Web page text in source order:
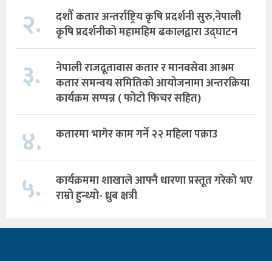
२.
दशौँ कतार अन्तर्राष्ट्रिय कृषि प्रदर्शनी सुरु,नेपाली
कृषि प्रदर्शनीको महामहिम ढकालद्वारा उद्घाटन
३.
नेपाली राजदूतावास कतार र मानवसेवा आश्रम
कतार समन्वय समितिको आयोजनामा अन्तरक्रिया
कार्यक्रम सप्पन्न ( फोटो फिचर सहित)
४. कतारमा भागेर काम गर्ने २२ महिला पक्राउ
५.
कार्यक्रममा शाखाले आफ्नै धारणा प्रस्तूत गरेको भए
राम्रो हुन्थ्यो- ध्रुब क्षत्री